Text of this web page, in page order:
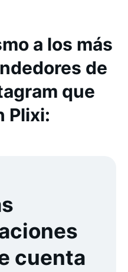
a los más
de
que
Plixi:
cuenta